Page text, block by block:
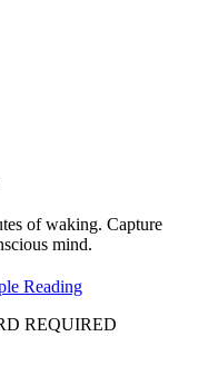
of waking. Capture
mind.
Reading
REQUIRED